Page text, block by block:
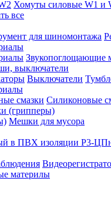
Хомуты силовые W1 и
все
для шиномонтажа
Звукопоглощающие
выключатели
Выключатели
смазки Силиконовые
(грипперы)
Мешки для мусора
в ПВХ изоляции Р3-
материлы